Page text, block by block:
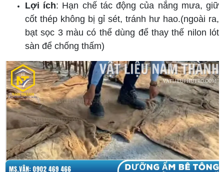
Lợi ích: Hạn chế tác động của nắng mưa, giữ
cốt thép không bị gỉ sét, tránh hư hao.(ngoài ra,
bạt sọc 3 màu có thể dùng để thay thế nilon lót
sàn để chống thấm)